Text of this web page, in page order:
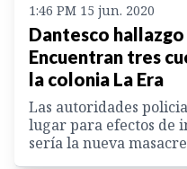
1:46 PM 15 jun. 2020
Dantesco
Encuentran tres
la colonia La Era
Las autoridades
lugar para efectos de
sería la nueva